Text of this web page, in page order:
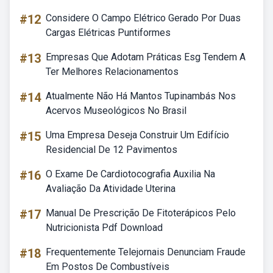
#12 Considere O Campo Elétrico Gerado Por Duas
Cargas Elétricas Puntiformes
#13 Empresas Que Adotam Práticas Esg Tendem A
Ter Melhores Relacionamentos
#14 Atualmente Não Há Mantos Tupinambás Nos
Acervos Museológicos No Brasil
#15 Uma Empresa Deseja Construir Um Edifício
Residencial De 12 Pavimentos
#16 O Exame De Cardiotocografia Auxilia Na
Avaliação Da Atividade Uterina
#17 Manual De Prescrição De Fitoterápicos Pelo
Nutricionista Pdf Download
#18 Frequentemente Telejornais Denunciam Fraude
Em Postos De Combustíveis